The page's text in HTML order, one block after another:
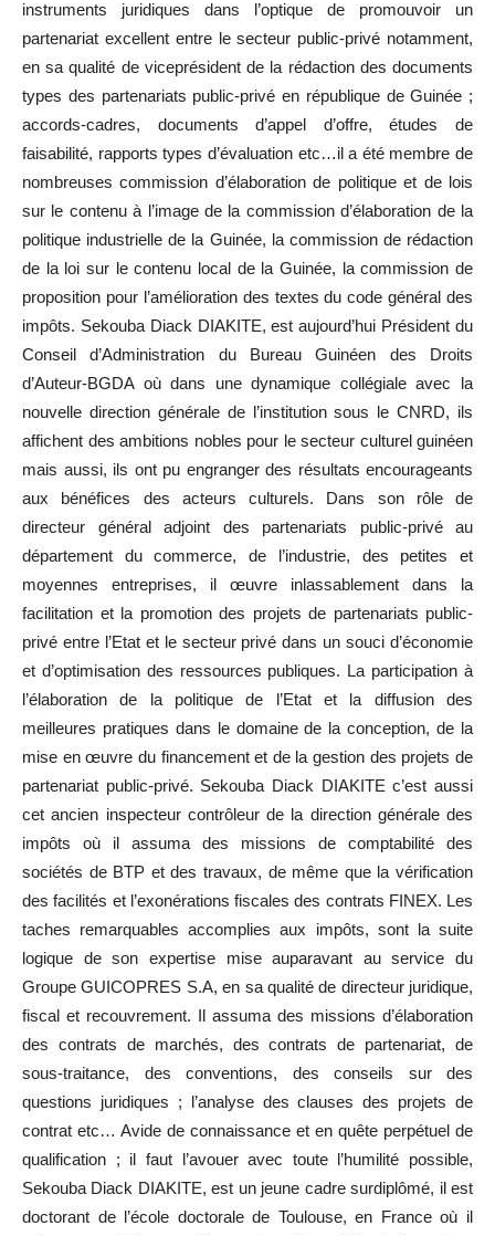
instruments juridiques dans l’optique de promouvoir un
partenariat excellent entre le secteur public-privé notamment,
en sa qualité de viceprésident de la rédaction des documents
types des partenariats public-privé en république de Guinée ;
accords-cadres, documents d’appel d’offre, études de
faisabilité, rapports types d’évaluation etc…il a été membre de
nombreuses commission d’élaboration de politique et de lois
sur le contenu à l’image de la commission d’élaboration de la
politique industrielle de la Guinée, la commission de rédaction
de la loi sur le contenu local de la Guinée, la commission de
proposition pour l’amélioration des textes du code général des
impôts. Sekouba Diack DIAKITE, est aujourd’hui Président du
Conseil d’Administration du Bureau Guinéen des Droits
d’Auteur-BGDA où dans une dynamique collégiale avec la
nouvelle direction générale de l’institution sous le CNRD, ils
affichent des ambitions nobles pour le secteur culturel guinéen
mais aussi, ils ont pu engranger des résultats encourageants
aux bénéfices des acteurs culturels. Dans son rôle de
directeur général adjoint des partenariats public-privé au
département du commerce, de l’industrie, des petites et
moyennes entreprises, il œuvre inlassablement dans la
facilitation et la promotion des projets de partenariats public-
privé entre l’Etat et le secteur privé dans un souci d’économie
et d’optimisation des ressources publiques. La participation à
l’élaboration de la politique de l’Etat et la diffusion des
meilleures pratiques dans le domaine de la conception, de la
mise en œuvre du financement et de la gestion des projets de
partenariat public-privé. Sekouba Diack DIAKITE c’est aussi
cet ancien inspecteur contrôleur de la direction générale des
impôts où il assuma des missions de comptabilité des
sociétés de BTP et des travaux, de même que la vérification
des facilités et l’exonérations fiscales des contrats FINEX. Les
taches remarquables accomplies aux impôts, sont la suite
logique de son expertise mise auparavant au service du
Groupe GUICOPRES S.A, en sa qualité de directeur juridique,
fiscal et recouvrement. Il assuma des missions d’élaboration
des contrats de marchés, des contrats de partenariat, de
sous-traitance, des conventions, des conseils sur des
questions juridiques ; l’analyse des clauses des projets de
contrat etc… Avide de connaissance et en quête perpétuel de
qualification ; il faut l’avouer avec toute l’humilité possible,
Sekouba Diack DIAKITE, est un jeune cadre surdiplômé, il est
doctorant de l’école doctorale de Toulouse, en France où il